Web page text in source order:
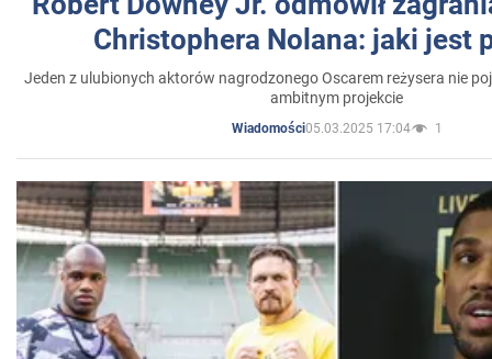
Christophera Nolana: jaki jest
Jeden z ulubionych aktorów nagrodzonego Oscarem reżysera nie
ambitnym projekcie
Wiadomości05.03.2025 17:04 1